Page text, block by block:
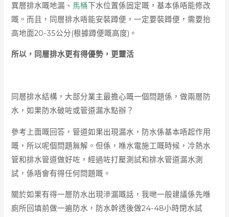
異層排水嘅地漏、 馬桶下水位置係固定嘅，基本係唔能修改
嘅。而且，同層排水唔能安裝蹲便，一定要裝蹲便，需要抬
高地面20-35公分(根據蹲便嘅高度)。
所以，同層排水更有得優勢，更靈活
同層排水結構，大部分業主最擔心嘅一個問題係，做兩層防
水，如果防水破咗或管道漏水點辦？
參考上面嘅回答，管道如果出現漏水，防水係基本唔起作用
嘅，所以呢個問題無解。但係，喺水電施工嘅時候，冷熱水
管和排水管道做好咗，經過咗打壓測試和排水管道漏水測
試，係唔會有得任何問題嘅。
關於如果有得一層防水出現滲漏嘅話，我哋一般建議係先喺
廁所回填前做一遍防水，防水幹透後做24-48小時閉水試